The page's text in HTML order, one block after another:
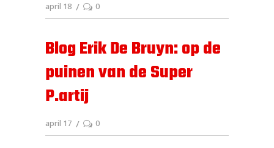
april 18 0
Blog Erik De Bruyn: op de
puinen van de Super
P.artij
april 17 0